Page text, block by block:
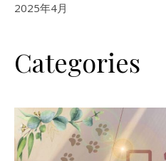
2025年4月
Categories